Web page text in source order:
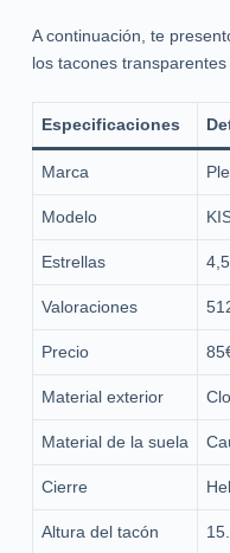
A continuación, te
los tacones
Especificaciones
Marca
Modelo
Estrellas 4,5
Valoraciones
Precio
Material exterior
Material de la suela
Cierre
Altura del tacón